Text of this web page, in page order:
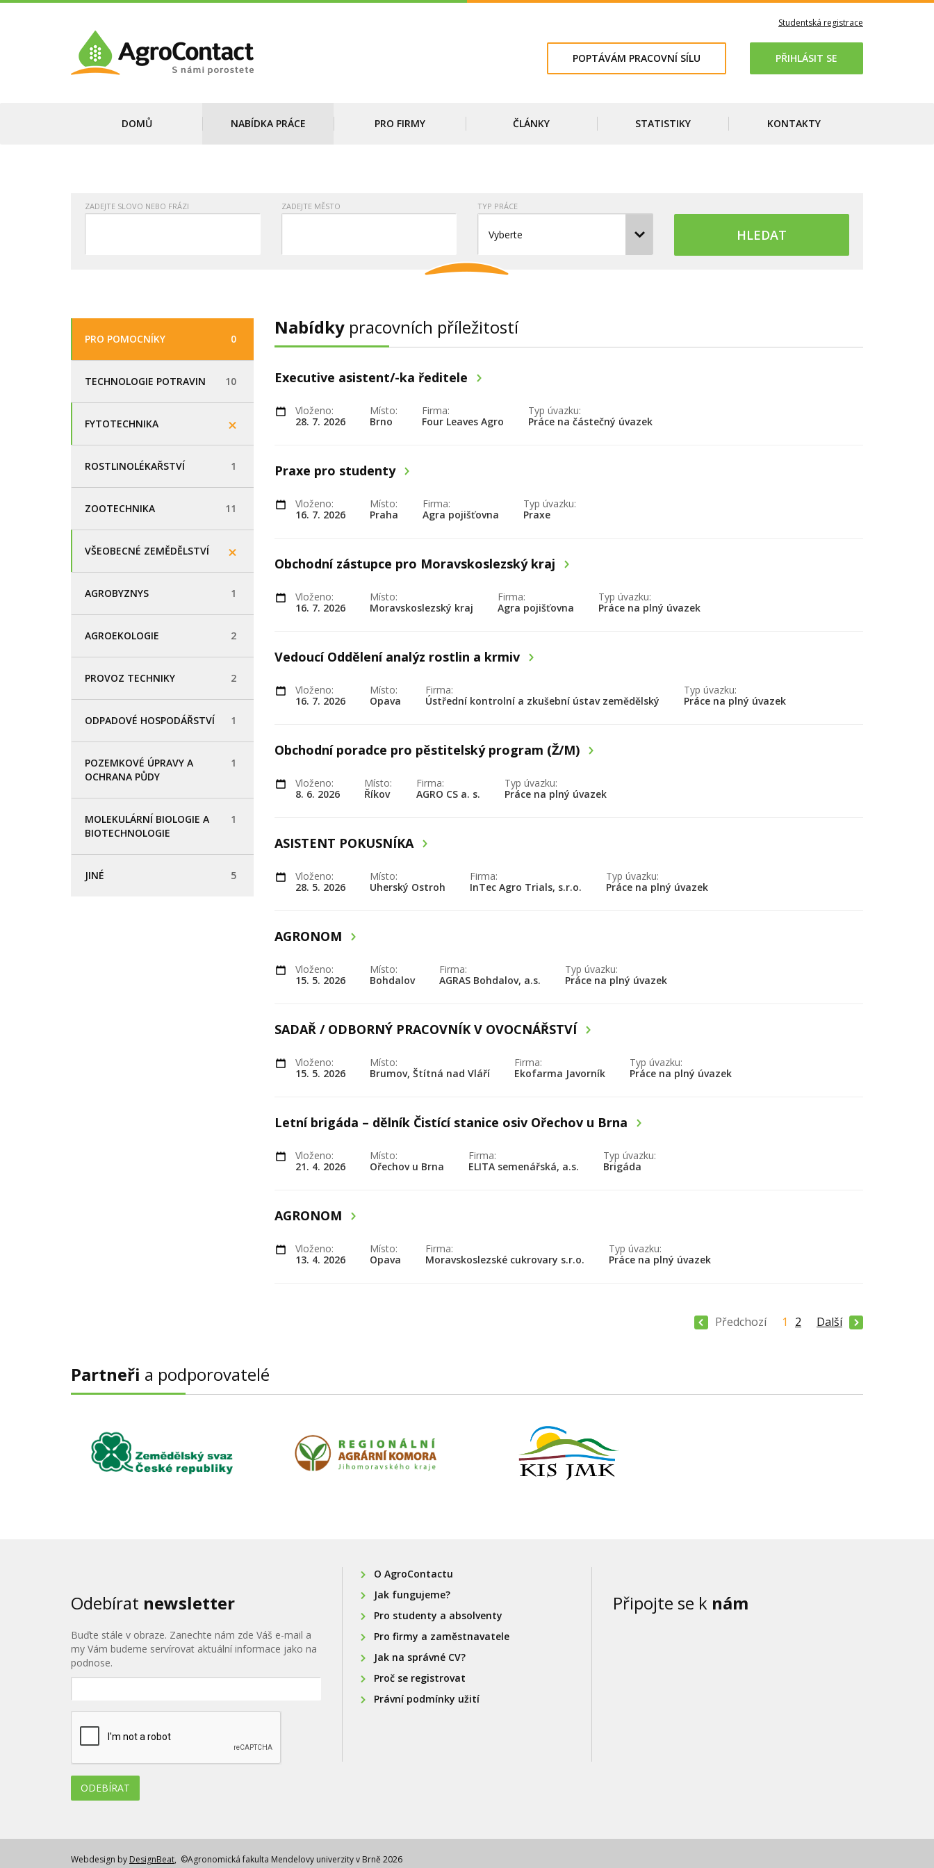
Studentská registrace
POPTÁVÁM PRACOVNÍ SÍLU PŘIHLÁSIT SE
DOMŮ NABÍDKA PRÁCE PRO FIRMY ČLÁNKY STATISTIKY KONTAKTY
ZADEJTE SLOVO NEBO FRÁZI ZADEJTE MĚSTO TYP PRÁCE
0
PRO POMOCNÍKY
10
TECHNOLOGIE POTRAVIN
FYTOTECHNIKA
1
ROSTLINOLÉKAŘSTVÍ
11
ZOOTECHNIKA
VŠEOBECNÉ ZEMĚDĚLSTVÍ
1
AGROBYZNYS
2
AGROEKOLOGIE
2
PROVOZ TECHNIKY
1
ODPADOVÉ HOSPODÁŘSTVÍ
1
POZEMKOVÉ ÚPRAVY A
OCHRANA PŮDY
1
MOLEKULÁRNÍ BIOLOGIE A
BIOTECHNOLOGIE
5
JINÉ
Nabídky pracovních příležitostí
Executive asistent/-ka ředitele
Vloženo:
28. 7. 2026
Místo:
Brno
Firma:
Four Leaves Agro
Typ úvazku:
Práce na částečný úvazek
Praxe pro studenty
Vloženo:
16. 7. 2026
Místo:
Praha
Firma:
Agra pojišťovna
Typ úvazku:
Praxe
Obchodní zástupce pro Moravskoslezský kraj
Vloženo:
16. 7. 2026
Místo:
Moravskoslezský kraj
Firma:
Agra pojišťovna
Typ úvazku:
Práce na plný úvazek
Vedoucí Oddělení analýz rostlin a krmiv
Vloženo:
16. 7. 2026
Místo:
Opava
Firma:
Ústřední kontrolní a zkušební ústav zemědělský
Typ úvazku:
Práce na plný úvazek
Obchodní poradce pro pěstitelský program (Ž/M)
Vloženo:
8. 6. 2026
Místo:
Říkov
Firma:
AGRO CS a. s.
Typ úvazku:
Práce na plný úvazek
ASISTENT POKUSNÍKA
Vloženo:
28. 5. 2026
Místo:
Uherský Ostroh
Firma:
InTec Agro Trials, s.r.o.
Typ úvazku:
Práce na plný úvazek
AGRONOM
Vloženo:
15. 5. 2026
Místo:
Bohdalov
Firma:
AGRAS Bohdalov, a.s.
Typ úvazku:
Práce na plný úvazek
SADAŘ / ODBORNÝ PRACOVNÍK V OVOCNÁŘSTVÍ
Vloženo:
15. 5. 2026
Místo:
Brumov, Štítná nad Vláří
Firma:
Ekofarma Javorník
Typ úvazku:
Práce na plný úvazek
Letní brigáda – dělník Čistící stanice osiv Ořechov u Brna
Vloženo:
21. 4. 2026
Místo:
Ořechov u Brna
Firma:
ELITA semenářská, a.s.
Typ úvazku:
Brigáda
AGRONOM
Vloženo:
13. 4. 2026
Místo:
Opava
Firma:
Moravskoslezské cukrovary s.r.o.
Typ úvazku:
Práce na plný úvazek
Předchozí 1 2 Další
Partneři a podporovatelé
Odebírat newsletter
Buďte stále v obraze. Zanechte nám zde Váš e-mail a
my Vám budeme servírovat aktuální informace jako na
podnose.
O AgroContactu
Jak fungujeme?
Pro studenty a absolventy
Pro firmy a zaměstnavatele
Jak na správné CV?
Proč se registrovat
Právní podmínky užití
Připojte se k nám
Webdesign by DesignBeat, ©Agronomická fakulta Mendelovy univerzity v Brně 2026